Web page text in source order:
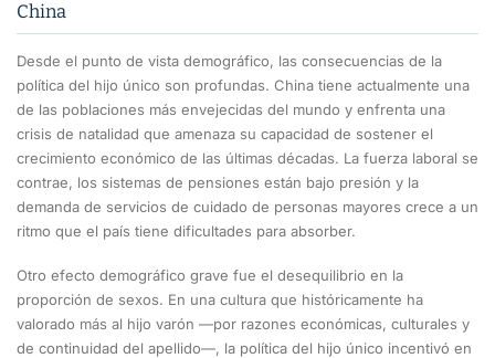
China
Desde el punto de vista demográfico, las consecuencias de la
política del hijo único son profundas. China tiene actualmente una
de las poblaciones más envejecidas del mundo y enfrenta una
crisis de natalidad que amenaza su capacidad de sostener el
crecimiento económico de las últimas décadas. La fuerza laboral se
contrae, los sistemas de pensiones están bajo presión y la
demanda de servicios de cuidado de personas mayores crece a un
ritmo que el país tiene dificultades para absorber.
Otro efecto demográfico grave fue el desequilibrio en la
proporción de sexos. En una cultura que históricamente ha
valorado más al hijo varón —por razones económicas, culturales y
de continuidad del apellido—, la política del hijo único incentivó en